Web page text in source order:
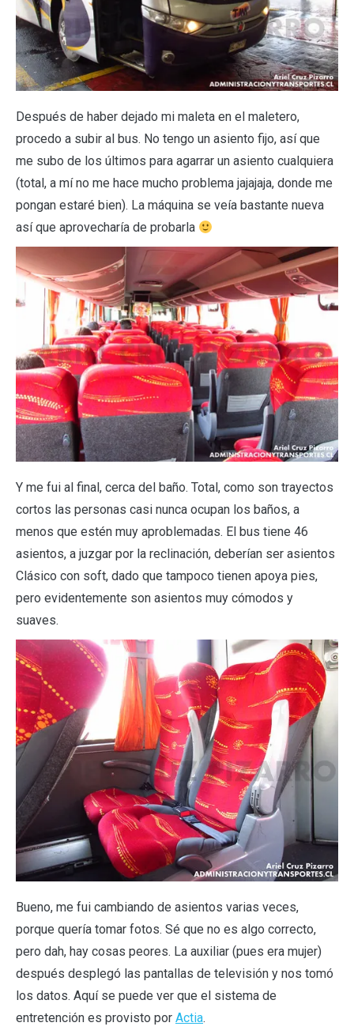
Después de haber dejado mi maleta en el maletero,
procedo a subir al bus. No tengo un asiento fijo, así que
me subo de los últimos para agarrar un asiento cualquiera
(total, a mí no me hace mucho problema jajajaja, donde me
pongan estaré bien). La máquina se veía bastante nueva
así que aprovecharía de probarla
Y me fui al final, cerca del baño. Total, como son trayectos
cortos las personas casi nunca ocupan los baños, a
menos que estén muy aproblemadas. El bus tiene 46
asientos, a juzgar por la reclinación, deberían ser asientos
Clásico con soft, dado que tampoco tienen apoya pies,
pero evidentemente son asientos muy cómodos y
suaves.
Bueno, me fui cambiando de asientos varias veces,
porque quería tomar fotos. Sé que no es algo correcto,
pero dah, hay cosas peores. La auxiliar (pues era mujer)
después desplegó las pantallas de televisión y nos tomó
los datos. Aquí se puede ver que el sistema de
entretención es provisto por Actia.